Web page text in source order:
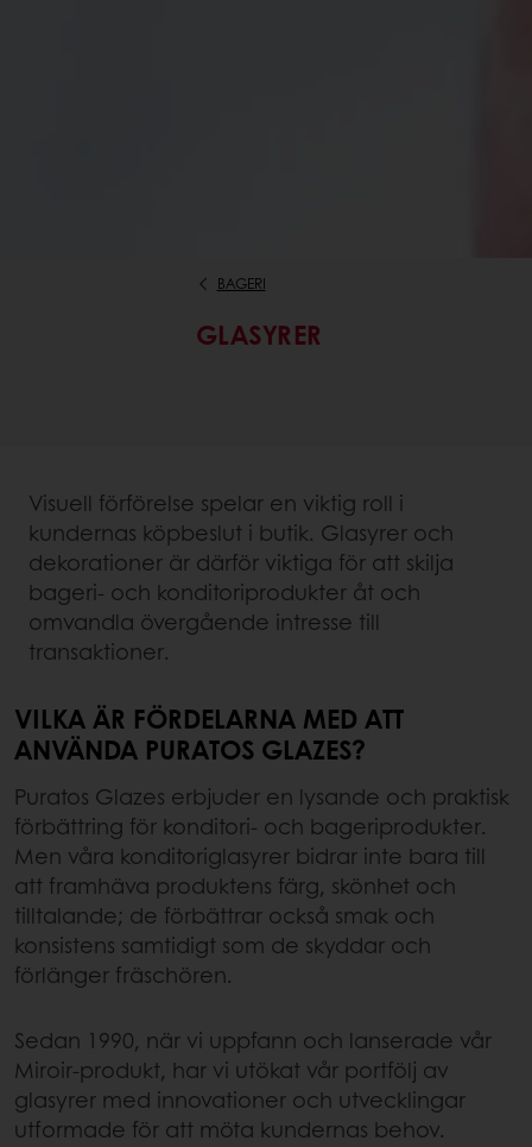
BAGERI
GLASYRER
Visuell förförelse spelar en viktig roll i
kundernas köpbeslut i butik. Glasyrer och
dekorationer är därför viktiga för att skilja
bageri- och konditoriprodukter åt och
omvandla övergående intresse till
transaktioner.
VILKA ÄR FÖRDELARNA MED ATT
ANVÄNDA PURATOS GLAZES?
Puratos Glazes erbjuder en lysande och praktisk
förbättring för konditori- och bageriprodukter.
Men våra konditoriglasyrer bidrar inte bara till
att framhäva produktens färg, skönhet och
tilltalande; de förbättrar också smak och
konsistens samtidigt som de skyddar och
förlänger fräschören.
Sedan 1990, när vi uppfann och lanserade vår
Miroir-produkt, har vi utökat vår portfölj av
glasyrer med innovationer och utvecklingar
utformade för att möta kundernas behov.